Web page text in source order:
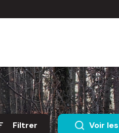
Filtrer Voir les